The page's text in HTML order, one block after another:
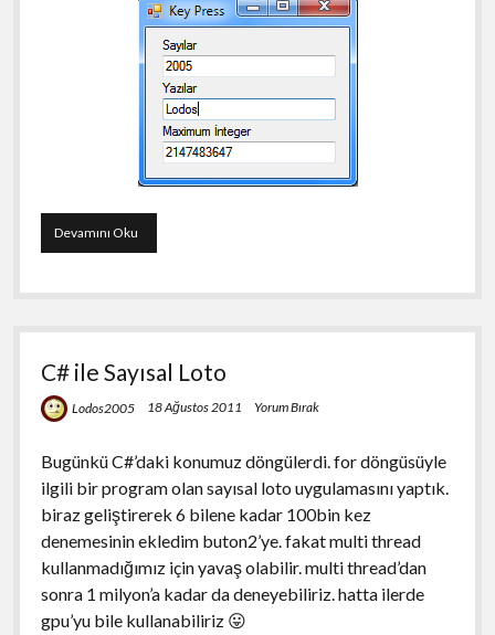
Devamını OkuC#
KeyPress
C# ile Sayısal Loto
Lodos2005 18 Ağustos 2011 Yorum Bırak
Bugünkü C#’daki konumuz döngülerdi. for döngüsüyle
ilgili bir program olan sayısal loto uygulamasını yaptık.
biraz geliştirerek 6 bilene kadar 100bin kez
denemesinin ekledim buton2’ye. fakat multi thread
kullanmadığımız için yavaş olabilir. multi thread’dan
sonra 1 milyon’a kadar da deneyebiliriz. hatta ilerde
gpu’yu bile kullanabiliriz 😛